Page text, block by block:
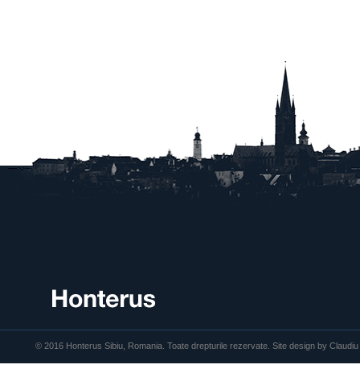
© 2016 Honterus Sibiu, Romania. Toate drepturile rezervate. Site design by Claudiu